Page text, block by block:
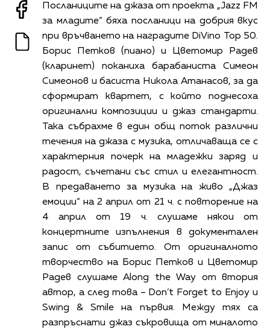
Посланиците на джаза от проекта „Jazz FM
за младите“ бяха посланици на добрия вкус
при връчването на наградите DiVino Top 50.
Борис Петков (пиано) и Цветомир Радев
(кларинет) поканиха барабаниста Симеон
Симеонов и басиста Никола Атанасов, за да
сформират квартет, с който поднесоха
оригинални композиции и джаз стандарти.
Така събрахме в един общ поток различни
течения на джаза с музика, отличаваща се с
характерния почерк на младежки заряд и
радост, съчетани със стил и елегантност.
В предаването за музика на живо „Джаз
емоции“ на 2 април от 21 ч. с повторение на
4 април от 19 ч. слушаме някои от
концертните изпълнения в документален
запис от събитието. От оригиналното
творчество на Борис Петков и Цветомир
Радев слушаме Along the Way от втория
автор, а след това – Don’t Forget to Enjoy и
Swing & Smile на първия. Между тях са
разпръснати джаз съкровища от миналото